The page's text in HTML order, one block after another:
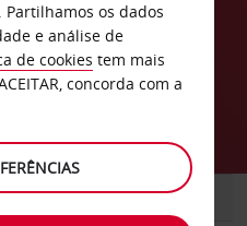
de
COMERCIAIS
os dados
e análise de
de cookies tem mais
concorda com a